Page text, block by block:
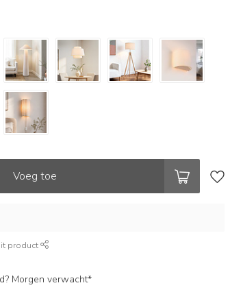
Voeg toe
product
Morgen verwacht*